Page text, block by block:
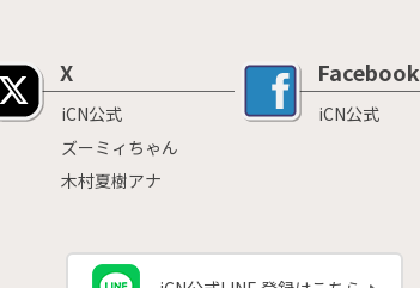
X
iCN公式
ズーミィちゃん
木村夏樹アナ
Facebook
iCN公式